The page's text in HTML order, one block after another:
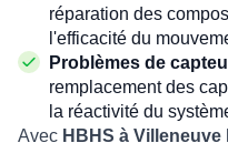
réparation des
l'efficacité du
Problèmes de
remplacement des
la réactivité du
Avec HBHS à Villeneuve